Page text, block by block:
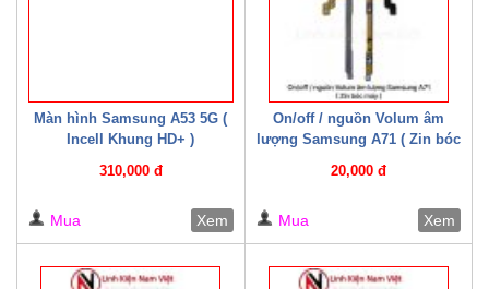
Màn hình Samsung A53 5G (
Incell Khung HD+ )
310,000 đ
Mua Xem
On/off / nguồn Volum âm
lượng Samsung A71 ( Zin bóc
20,000 đ
Mua Xem